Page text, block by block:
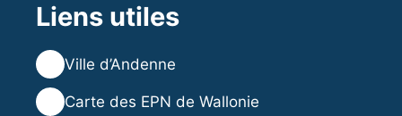
Liens utiles
Ville d’Andenne
Carte des EPN de Wallonie